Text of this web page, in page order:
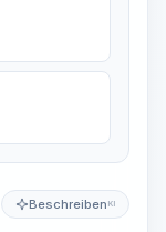
Beschreiben KI